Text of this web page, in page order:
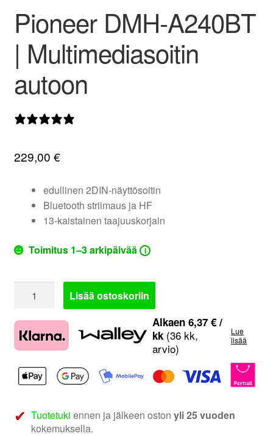
valikko
Pioneer DMH-A240BT
| Multimediasoitin
autoon
229,00 €
edullinen 2DIN-näyttösoitin
Bluetooth striimaus ja HF
13-kaistainen taajuuskorjain
Toimitus 1–3 arkipäivää i
DMH-
A240BT
Multimediasoitin
autoon
määrä
Lisää ostoskoriin
Alkaen 6,37 €/
kk(36 kk,
arvio)
Lue
lisää
Tuotetuki ennen ja jälkeen ostonyli 25 vuoden
kokemuksella.